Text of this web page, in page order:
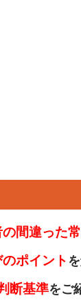
間違った
ポイント
断基準をご